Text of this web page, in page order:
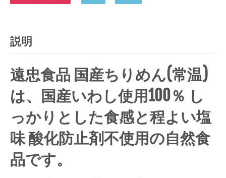
説明
遠忠食品 国産ちりめん(常温)
は、国産いわし使用100％ し
っかりとした食感と程よい塩
味 酸化防止剤不使用の自然食
品です。